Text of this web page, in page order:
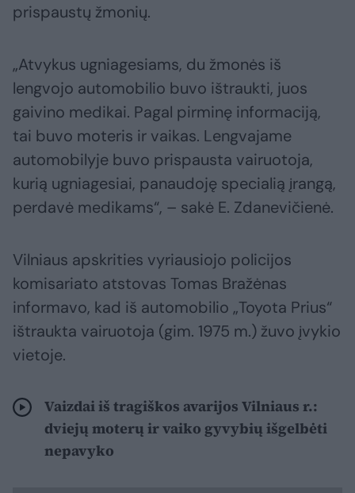
prispaustų žmonių.
„Atvykus ugniagesiams, du žmonės iš
lengvojo automobilio buvo ištraukti, juos
gaivino medikai. Pagal pirminę informaciją,
tai buvo moteris ir vaikas. Lengvajame
automobilyje buvo prispausta vairuotoja,
kurią ugniagesiai, panaudoję specialią įrangą,
perdavė medikams“, – sakė E. Zdanevičienė.
Vilniaus apskrities vyriausiojo policijos
komisariato atstovas Tomas Bražėnas
informavo, kad iš automobilio „Toyota Prius“
ištraukta vairuotoja (gim. 1975 m.) žuvo įvykio
vietoje.
Vaizdai iš tragiškos avarijos Vilniaus r.:
dviejų moterų ir vaiko gyvybių išgelbėti
nepavyko